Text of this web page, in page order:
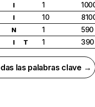
I 1
I 10
N 1
590
I T 1 390
las palabras clave →